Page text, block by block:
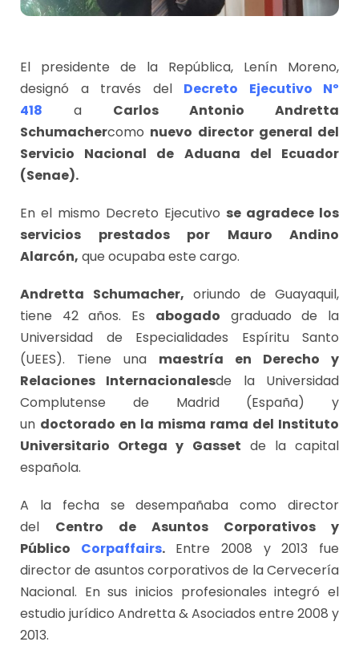
El presidente de la República, Lenín Moreno,
designó a través del Decreto Ejecutivo Nº
418
a Carlos Antonio Andretta
Schumachercomo nuevo director general del
Servicio Nacional de Aduana del Ecuador
(Senae).
En el mismo Decreto Ejecutivo se agradece los
servicios prestados por Mauro Andino
Alarcón, que ocupaba este cargo.
Andretta Schumacher, oriundo de Guayaquil,
tiene 42 años. Es abogado graduado de la
Universidad de Especialidades Espíritu Santo
(UEES). Tiene una maestría en Derecho y
Relaciones Internacionalesde la Universidad
Complutense de Madrid (España) y
un doctorado en la misma rama del Instituto
Universitario Ortega y Gasset de la capital
española.
A la fecha se desempañaba como director
del Centro de Asuntos Corporativos y
Público Corpaffairs.Entre 2008 y 2013 fue
director de asuntos corporativos de la Cervecería
Nacional. En sus inicios profesionales integró el
estudio jurídico Andretta & Asociados entre 2008 y
2013.